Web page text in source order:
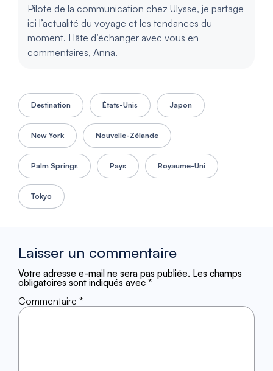
Pilote de la communication chez Ulysse, je partage
ici l’actualité du voyage et les tendances du
moment. Hâte d’échanger avec vous en
commentaires, Anna.
Destination États-Unis Japon
New York Nouvelle-Zélande
Palm Springs Pays Royaume-Uni
Tokyo
Laisser un commentaire
Votre adresse e-mail ne sera pas publiée. Les champs
obligatoires sont indiqués avec *
Commentaire *